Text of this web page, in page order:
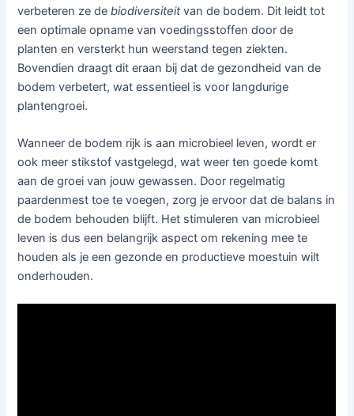
verbeteren ze debiodiversiteitvan de bodem. Dit leidt tot
een optimale opname van voedingsstoffen door de
planten en versterkt hun weerstand tegen ziekten.
Bovendien draagt dit eraan bij dat de gezondheid van de
bodem verbetert, wat essentieel is voor langdurige
plantengroei.
Wanneer de bodem rijk is aan microbieel leven, wordt er
ook meer stikstof vastgelegd, wat weer ten goede komt
aan de groei van jouw gewassen. Door regelmatig
paardenmest toe te voegen, zorg je ervoor dat de balans in
de bodem behouden blijft. Het stimuleren van microbieel
leven is dus een belangrijk aspect om rekening mee te
houden als je een gezonde en productieve moestuin wilt
onderhouden.